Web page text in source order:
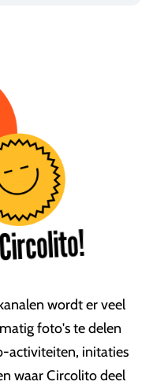
wordt er veel
foto's te delen
activiteiten, initaties
waar Circolito deel